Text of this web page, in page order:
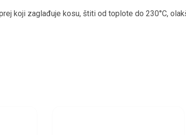
koji zaglađuje kosu, štiti od toplote do 230°C,